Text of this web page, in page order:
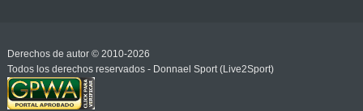
Derechos de autor © 2010-2026
Todos los derechos reservados - Donnael Sport (Live2Sport)